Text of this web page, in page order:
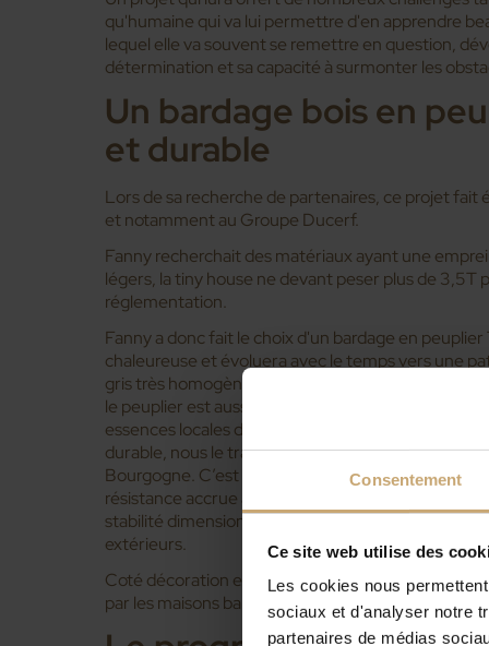
Consentement
Ce site web utilise des
Les cookies nous
sociaux et d'analyser notre
partenaires de médias
qu'humaine qui va lui permettre d'en apprendre
lequel elle va souvent se remettre en question,
détermination et sa capacité à surmonter les
Un bardage bois en
et durable
Lors de sa recherche de partenaires, ce projet fait
et notamment au Groupe Ducerf.
Fanny recherchait des matériaux ayant une
légers, la tiny house ne devant peser plus de 3,5T
réglementation.
Fanny a donc fait le choix d'un bardage en
chaleureuse et évoluera avec le temps vers une
gris très homogènes. Essence locale très répandue
le peuplier est aussi connu pour sa légèreté. Chez
essences locales de bois feuillus. Le bois de
durable, nous le traitons par haute température
Bourgogne. C’est un traitement 100% naturel, qui
résistance accrue aux insectes et aux agents
stabilité dimensionnelle. Il pourra donc être utilisé
extérieurs.
Coté décoration et toujours dans un esprit nature,
par les maisons balinaises, son île de cœur.